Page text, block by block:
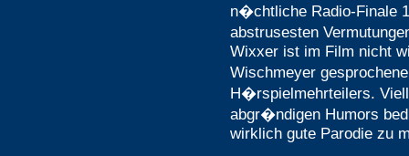
n�chtliche Radio-Finale
abstrusesten
Wixxer ist im Film nicht
Wischmeyer
H�rspielmehrteilers.
abgr�ndigen Humors
wirklich gute Parodie zu